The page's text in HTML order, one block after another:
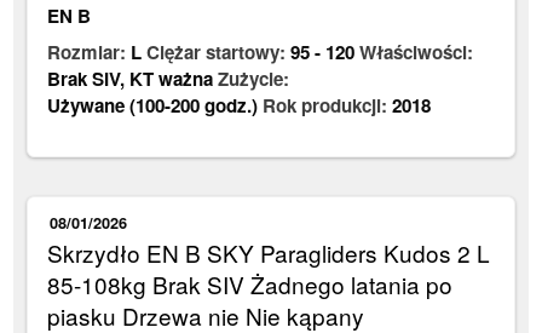
EN B
Rozmiar: LCiężar startowy:95- 120Właściwości:
Brak SIV, KT ważnaZużycie:
Używane (100-200 godz.) Rok produkcji:2018
08/01/2026
Skrzydło EN B SKY Paragliders Kudos 2 L
85-108kg Brak SIV Żadnego latania po
piasku Drzewa nie Nie kąpany